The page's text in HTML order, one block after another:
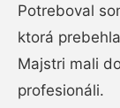
Potreboval
ktorá
Majstri mali
profesionáli.